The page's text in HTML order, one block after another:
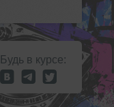
Будь в курсе: